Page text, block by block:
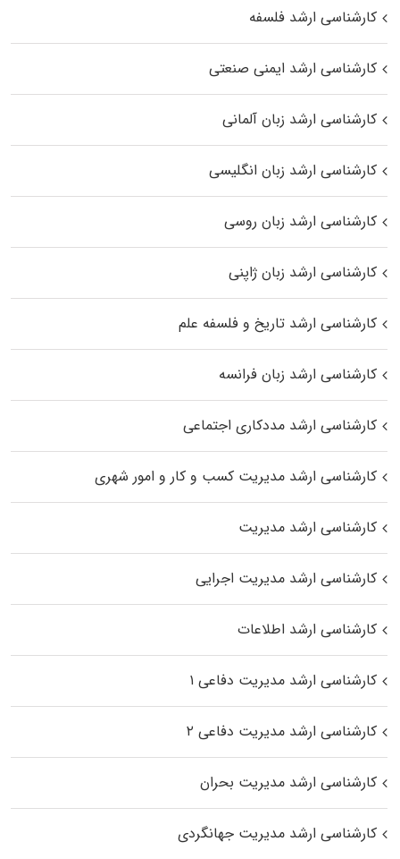
کارشناسی ارشد فلسفه
کارشناسی ارشد ایمنی صنعتی
کارشناسی ارشد زبان آلمانی
کارشناسی ارشد زبان انگلیسی
کارشناسی ارشد زبان روسی
کارشناسی ارشد زبان ژاپنی
کارشناسی ارشد تاریخ و فلسفه علم
کارشناسی ارشد زبان فرانسه
کارشناسی ارشد مددکاری اجتماعی
کارشناسی ارشد مدیریت کسب و کار و امور شهری
کارشناسی ارشد مدیریت
کارشناسی ارشد مدیریت اجرایی
کارشناسی ارشد اطلاعات
کارشناسی ارشد مدیریت دفاعی ۱
کارشناسی ارشد مدیریت دفاعی ۲
کارشناسی ارشد مدیریت بحران
کارشناسی ارشد مدیریت جهانگردی